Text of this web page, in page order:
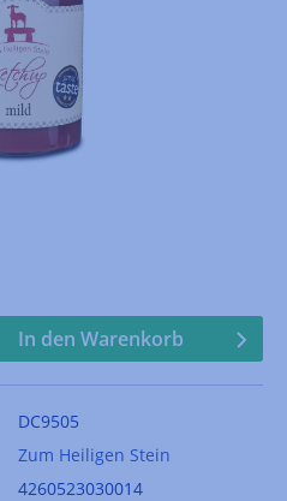
In den Warenkorb
DC9505
Zum Heiligen Stein
4260523030014